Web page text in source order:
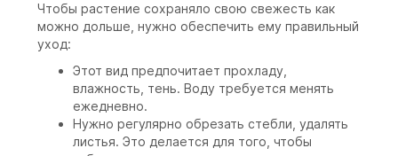
Чтобы растение сохраняло свою свежесть как
можно дольше, нужно обеспечить ему правильный
уход:
Этот вид предпочитает прохладу,
влажность, тень. Воду требуется менять
ежедневно.
Нужно регулярно обрезать стебли, удалять
листья. Это делается для того, чтобы